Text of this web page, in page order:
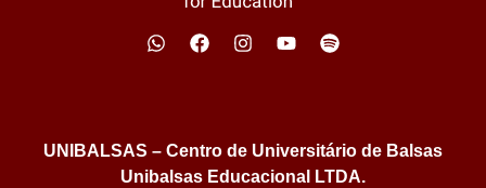
UNIBALSAS – Centro de Universitário de Balsas
Unibalsas Educacional LTDA.